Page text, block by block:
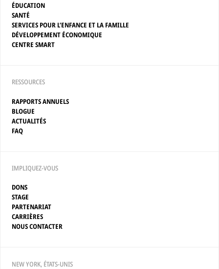
ÉDUCATION
SANTÉ
SERVICES POUR L’ENFANCE ET LA FAMILLE
DÉVELOPPEMENT ÉCONOMIQUE
CENTRE SMART
RESSOURCES
RAPPORTS ANNUELS
BLOGUE
ACTUALITÉS
FAQ
IMPLIQUEZ-VOUS
DONS
STAGE
PARTENARIAT
CARRIÈRES
NOUS CONTACTER
NEW YORK, ÉTATS-UNIS